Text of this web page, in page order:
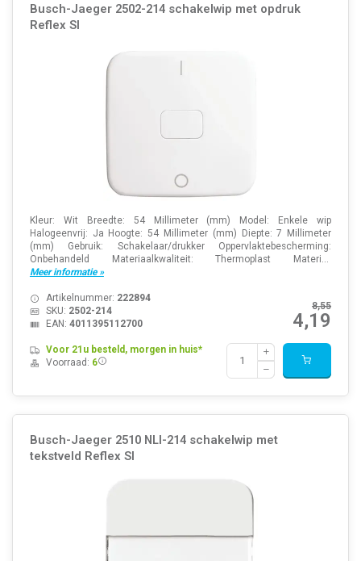
Busch-Jaeger 2502-214 schakelwip met opdruk
Reflex SI
Kleur: Wit Breedte: 54 Millimeter (mm) Model: Enkele wip
Halogeenvrij: Ja Hoogte: 54 Millimeter (mm) Diepte: 7 Millimeter
(mm) Gebruik: Schakelaar/drukker Oppervlaktebescherming:
Onbehandeld Materiaalkwaliteit: Thermoplast Materi...
Meer informatie »
8,55
4,19
Artikelnummer: 222894
SKU: 2502-214
EAN: 4011395112700
Voor 21u besteld, morgen in huis*
Voorraad: 6
Busch-Jaeger 2510 NLI-214 schakelwip met
tekstveld Reflex SI